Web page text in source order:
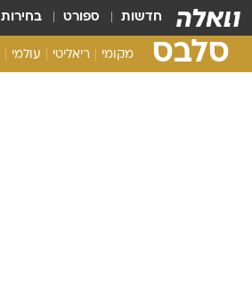
חדשות ספורט בחירות
סלבס מקומי ריאליטי עולמי